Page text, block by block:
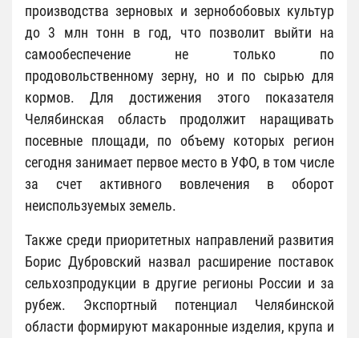
производства зерновых и зернобобовых культур
до 3 млн тонн в год, что позволит выйти на
самообеспечение не только по
продовольственному зерну, но и по сырью для
кормов. Для достижения этого показателя
Челябинская область продолжит наращивать
посевные площади, по объему которых регион
сегодня занимает первое место в УФО, в том числе
за счет активного вовлечения в оборот
неиспользуемых земель.
Также среди приоритетных направлений развития
Борис Дубровский назвал расширение поставок
сельхозпродукции в другие регионы России и за
рубеж. Экспортный потенциал Челябинской
области формируют макаронные изделия, крупа и